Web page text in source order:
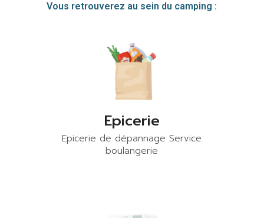
Vous retrouverez au sein du camping :
Epicerie
Epicerie de dépannage Service
boulangerie